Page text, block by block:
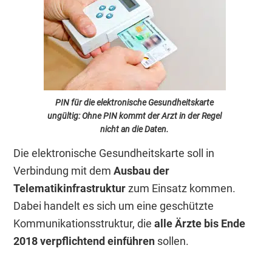
PIN für die elektronische Gesundheitskarte
ungültig: Ohne PIN kommt der Arzt in der Regel
nicht an die Daten.
Die elektronische Gesundheitskarte soll in
Verbindung mit dem Ausbau der
Telematikinfrastrukturzum Einsatz kommen.
Dabei handelt es sich um eine geschützte
Kommunikationsstruktur, diealle Ärzte bis Ende
2018 verpflichtend einführen sollen.